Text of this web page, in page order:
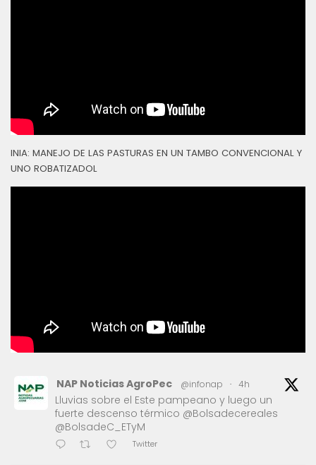
INIA: MANEJO DE LAS PASTURAS EN UN TAMBO CONVENCIONAL Y
UNO ROBATIZADOL
NAP Noticias AgroPec @infonap · 4h
Lluvias sobre el Este pampeano y luego un
fuerte descenso térmico @Bolsadecereales
@BolsadeC_ETyM
Twitter